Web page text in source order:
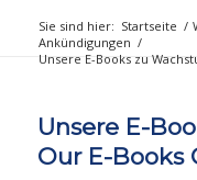
Sie sind hier: Startseite /
Ankündigungen /
Unsere E-Books zu
Unsere E-
Our E-Books